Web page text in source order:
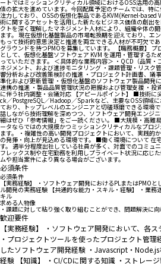
ートではミッションクリティカル領域におけるOSS活用の
値の拡大を進めています。今回配属予定のチームでは、特
注力しており、OSSの仮想化製品であるKVM(Kernel-
術に関するアセットを活用した新たなビジネス価値の創出
クトを深く理解したマネジメント人材により、組織全体の
ます。 現在仮想化基盤製品の市場転換期を迎えており、エ
もって技術的意思決定と推進を両立できる人材が不可欠で
グラウンドを持つPMOを募集しています。 【職務概要】
として、仮想化基盤ソフトウェア KVM を運用・管理する
っていただきます。 ＜具体的な業務内容＞ ・QCD（品質
ネジメント、および進捗モニタリング ・課題管理・リスク
響分析および改善策検討の推進 ・プロジェクト計画書、議
準化および更新管理 ・仮想化基盤のソフトウェア製品開発
連携の推進 ・製品品質管理状況の把握および管理支援 ・投
に伴う社内調整・会議対応 【アピールポイント】 ■技術に
ck／PostgreSQL／Hadoop／Sparkなど、主要なOSS領域
ており、トップレベルのエンジニアと切磋琢磨できる環境
話しながら技術理解を深めつつ、ソフトウェア開発エンジ
細はぜひ「参考情報」をご一読ください。 ■大規模・高難
ータならではの大規模かつミッションクリティカルなプロ
ます。 ・複雑性の高い開発プロジェクトにおいて、実践的
の発揮・向上が見込める環境です。 ■働く環境について 在
す。 週半分程度出社している社員が多く、対面でのコミュ
フレックス制や在宅勤務を利用しプライベート状況に応じ
ムや担当案件により異なる場合がございます。
必須条件
必須条件
【実務経験】 ・ソフトウェア開発におけるPLまたはPMO
ル開発の実務経験 【共通的な能力・スキル・経験】 ・業務
キル
求める人物像
・課題に対して粘り強く取り組むことができ、問題解決に
歓迎要件
【実務経験】 ・ソフトウェア開発において、各
・プロジェクトツールを使ったプロジェクト管
したソフトウェア開発経験 ・Javascript・
経験 【知識】 ・CI/CDに関する知識 ・ストレー